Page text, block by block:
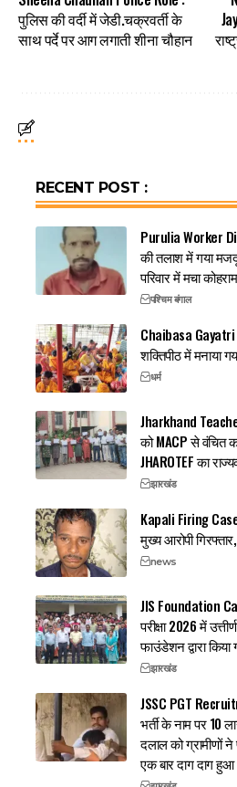
पुलिस की वर्दी में जेडी.चक्रवर्ती के
साथ पर्दे पर आग लगाती शीना चौहान
RECENT POST :
Purulia Worker
की तलाश में गया
परिवार में मचा कोहराम
पश्चिम बंगाल
Chaibasa Gayatri
शक्तिपीठ में मनाया
धर्म
Jharkhand
को MACP से वंचित
JHAROTEF का
झारखंड
Kapali Firing
मुख्य आरोपी
news
JIS Foundation
परीक्षा 2026 में
फाउंडेशन द्वारा किया
झारखंड
JSSC PGT
भर्ती के नाम पर 10
दलाल को ग्रामीणों
एक बार दाग दाग हुआ